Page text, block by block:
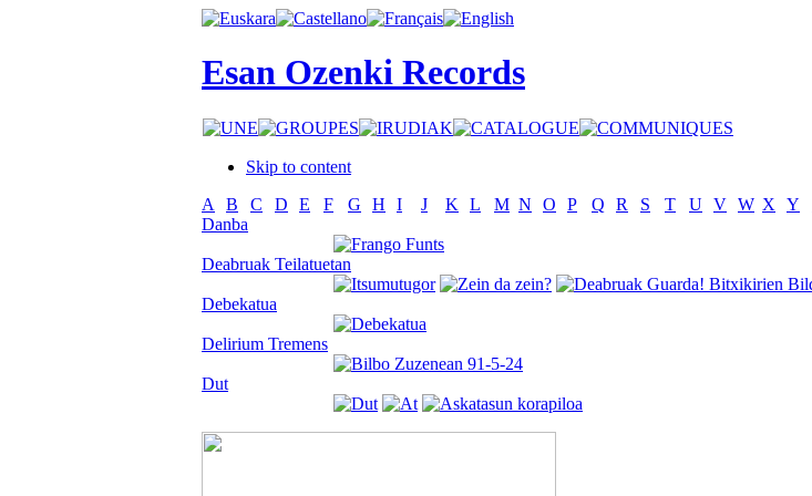
Esan Ozenki Records
Skip to content
A
B C D E F G H I J K L M N O P Q R S T U V W X Y
Danba
Deabruak Teilatuetan
Debekatua
Delirium Tremens
Dut